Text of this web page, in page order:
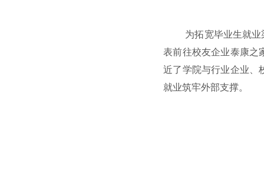
为拓宽毕业生就
表前往校友企业泰康之
近了学院与行业企业、
就业筑牢外部支撑。